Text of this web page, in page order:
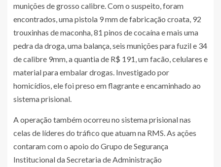
munições de grosso calibre. Com o suspeito, foram
encontrados, uma pistola 9 mm de fabricação croata, 92
trouxinhas de maconha, 81 pinos de cocaína e mais uma
pedra da droga, uma balança, seis munições para fuzil e 34
de calibre 9mm, a quantia de R$ 191, um facão, celulares e
material para embalar drogas. Investigado por
homicídios, ele foi preso em flagrante e encaminhado ao
sistema prisional.
A operação também ocorreu no sistema prisional nas
celas de líderes do tráfico que atuam na RMS. As ações
contaram com o apoio do Grupo de Segurança
Institucional da Secretaria de Administração